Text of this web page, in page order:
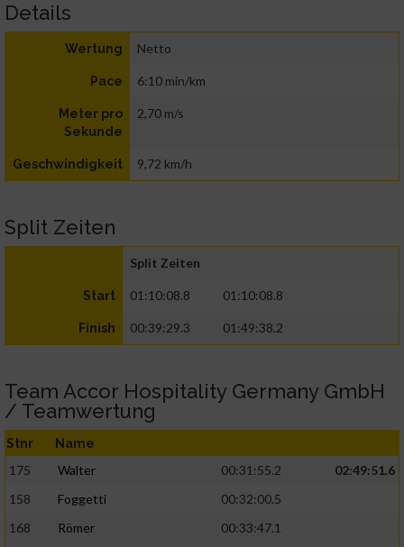
Details
Wertung Netto
Pace 6:10 min/km
Meter pro
Sekunde
2,70 m/s
Geschwindigkeit 9,72 km/h
Split Zeiten
Split Zeiten
Start 01:10:08.8 01:10:08.8
Finish 00:39:29.3 01:49:38.2
Team Accor Hospitality Germany GmbH
/ Teamwertung
Stnr Name
175 Walter 00:31:55.2
02:49:51.6
158
Foggetti
00:32:00.5
168
Römer
00:33:47.1